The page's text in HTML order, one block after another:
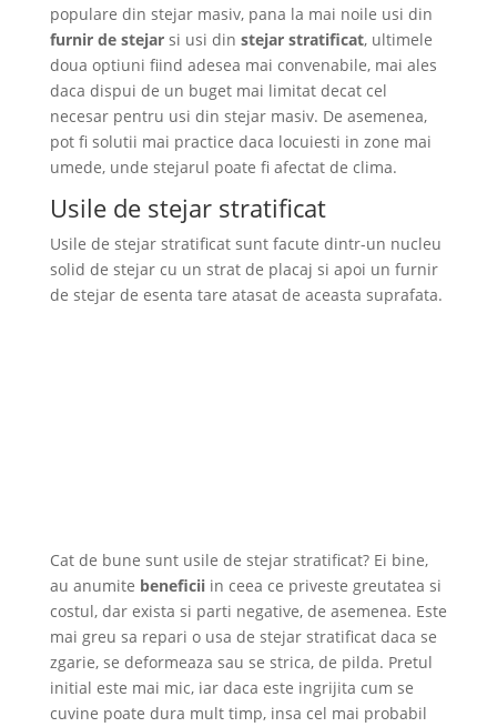
populare din stejar masiv, pana la mai noile usi din
furnir de stejarsi usi din stejar stratificat, ultimele
doua optiuni fiind adesea mai convenabile, mai ales
daca dispui de un buget mai limitat decat cel
necesar pentru usi din stejar masiv. De asemenea,
pot fi solutii mai practice daca locuiesti in zone mai
umede, unde stejarul poate fi afectat de clima.
Usile de stejar stratificat
Usile de stejar stratificat sunt facute dintr-un nucleu
solid de stejar cu un strat de placaj si apoi un furnir
de stejar de esenta tare atasat de aceasta suprafata.
Cat de bune sunt usile de stejar stratificat? Ei bine,
au anumite beneficiiin ceea ce priveste greutatea si
costul, dar exista si parti negative, de asemenea. Este
mai greu sa repari o usa de stejar stratificat daca se
zgarie, se deformeaza sau se strica, de pilda. Pretul
initial este mai mic, iar daca este ingrijita cum se
cuvine poate dura mult timp, insa cel mai probabil